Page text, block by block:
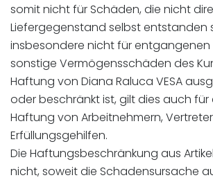
somit nicht für Schäden, die nicht
Liefergegenstand selbst entstanden
insbesondere nicht für entgangenen
sonstige Vermögensschäden des
Haftung von Diana Raluca VESA
oder beschränkt ist, gilt dies auch für
Haftung von Arbeitnehmern,
Erfüllungsgehilfen.
Die Haftungsbeschränkung aus
nicht, soweit die Schadensursache